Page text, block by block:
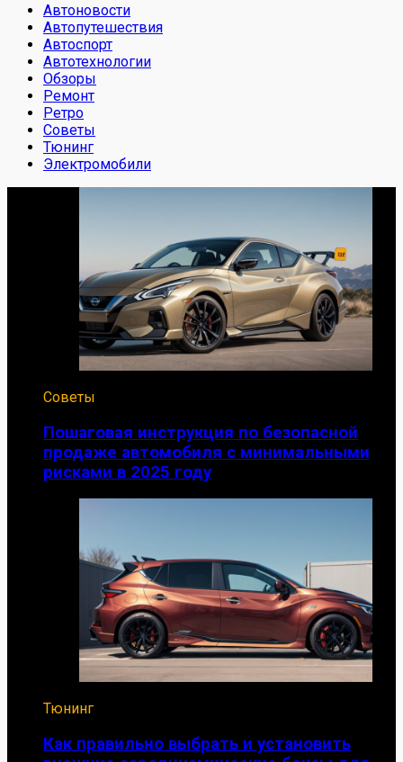
Автоновости
Автопутешествия
Автоспорт
Автотехнологии
Обзоры
Ремонт
Ретро
Советы
Тюнинг
Электромобили
Советы
Пошаговая инструкция по безопасной
продаже автомобиля с минимальными
рисками в 2025 году
Тюнинг
Как правильно выбрать и установить